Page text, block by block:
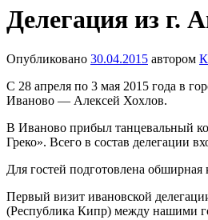
Делегация из г.
Опубликовано 30.04.2015 автором
С 28 апреля по 3 мая 2015 года в
Иваново — Алексей Хохлов.
В Иваново прибыл танцевальный
Греко». Всего в состав делегации
Для гостей подготовлена
Первый визит ивановской
(Республика Кипр) между нашими